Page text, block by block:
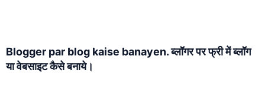
Blogger par blog kaise banayen. ब्लॉगर पर फ्री में ब्लॉग
या वेबसाइट कैसे बनाये।